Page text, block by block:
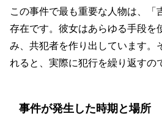
この事件で最も重要な人物は、「
存在です。彼女はあらゆる手段を
み、共犯者を作り出しています。
れると、実際に犯行を繰り返すの
事件が発生した時期と場所